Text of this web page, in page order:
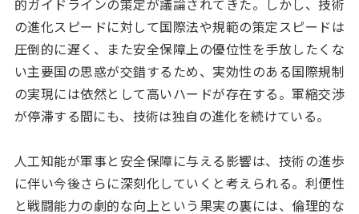
の進化スピードに対して国際法や規範の策定スピードは
圧倒的に遅く、また安全保障上の優位性を手放したくな
い主要国の思惑が交錯するため、実効性のある国際規制
の実現には依然として高いハードが存在する。軍縮交渉
が停滞する間にも、技術は独自の進化を続けている。
人工知能が軍事と安全保障に与える影響は、技術の進歩
に伴い今後さらに深刻化していくと考えられる。利便性
と戦闘能力の劇的な向上という果実の裏には、倫理的な